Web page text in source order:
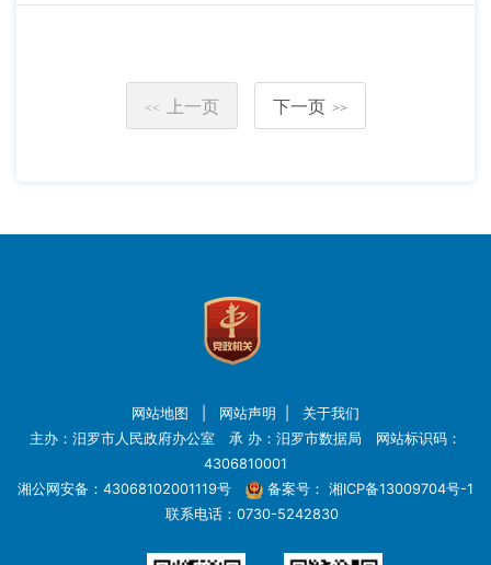
<< 上一页 下一页 >>
网站地图 网站声明
关于我们
主办：汨罗市人民政府办公室 承 办：汨罗市数据局 网站标识码：
4306810001
湘公网安备：43068102001119号
备案号： 湘ICP备13009704号-1
联系电话：0730-5242830